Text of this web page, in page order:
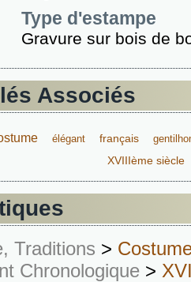
Type d'estampe
Gravure sur bois de
Associés
élégant français
XVIIIème siècle
Traditions >
Chronologique >